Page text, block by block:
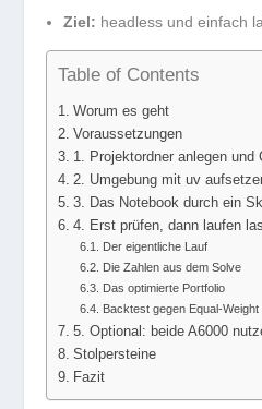
Ziel: headless und einfach
Table of Contents
Worum es geht
Voraussetzungen
1. Projektordner anlegen und
2. Umgebung mit uv
3. Das Notebook durch ein
4. Erst prüfen, dann laufen
Der eigentliche Lauf
Die Zahlen aus dem Solve
Das optimierte Portfolio
Backtest gegen Equal-Weight
5. Optional: beide A6000
Stolpersteine
Fazit